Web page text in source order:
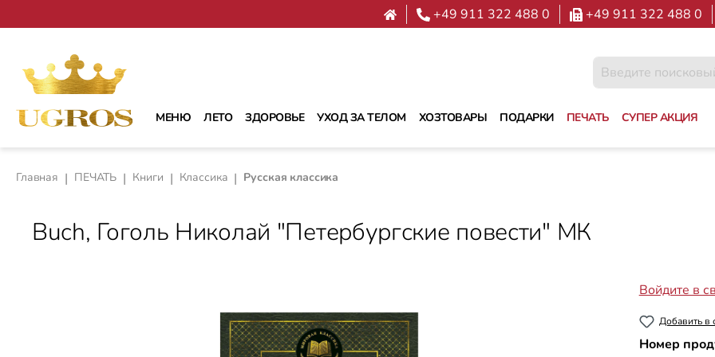
+49 911 322 488 0 +49 911 322 488 0
МЕНЮ ЛЕТО ЗДОРОВЬЕ УХОД ЗА ТЕЛОМ ХОЗТОВАРЫ ПОДАРКИ ПЕЧАТЬ СУПЕР АКЦИЯ
Главная | ПЕЧАТЬ | Книги | Классика | Русская классика
Buch, Гоголь Николай "Петербургские повести" МК
Войдите в
Добавить в
Номер